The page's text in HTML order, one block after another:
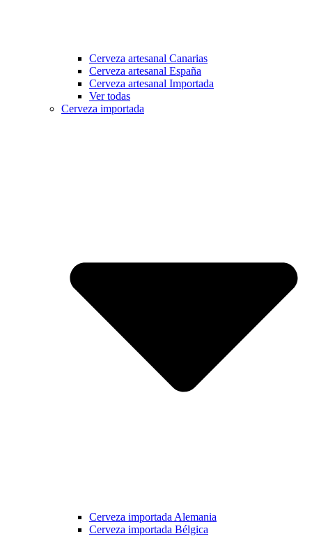
Cerveza artesanal Canarias
Cerveza artesanal España
Cerveza artesanal Importada
Ver todas
Cerveza importada
Cerveza importada Alemania
Cerveza importada Bélgica